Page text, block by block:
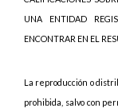
UNA ENTIDAD
ENCONTRAR EN EL
La reproducción o
prohibida, salvo con